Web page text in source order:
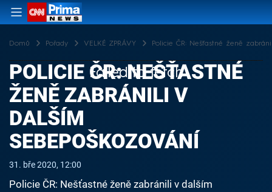
Domů Pořady VELKÉ ZPRÁVY Policie ČR: Nešťastné ženě
Failed to fetch
POLICIE ČR: NEŠŤASTNÉ
ŽENĚ ZABRÁNILI V
DALŠÍM
SEBEPOŠKOZOVÁNÍ
31. bře 2020, 12:00
Policie ČR: Nešťastné ženě zabránili v dalším